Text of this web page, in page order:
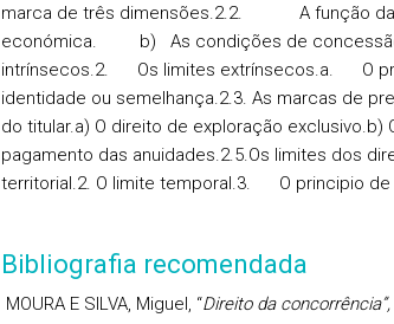
marca de três dimensões.2.2. A função da
económica. b) As condições de
intrínsecos.2. Os limites extrínsecos.a. O
identidade ou semelhança.2.3. As marcas de
do titular.a) O direito de exploração exclusivo.b)
pagamento das anuidades.2.5.Os limites dos
territorial.2. O limite temporal.3. O
Bibliografia recomendada
MOURA E SILVA, Miguel, “Direito da concorrência”,